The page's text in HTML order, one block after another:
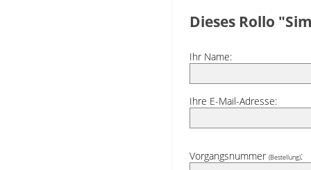
Dieses Rollo
Ihr Name:
Ihre E-Mail-Adresse:
Vorgangsnummer(Bestellung):